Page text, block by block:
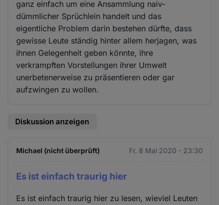
ganz einfach um eine Ansammlung naiv-
dümmlicher Sprüchlein handelt und das
eigentliche Problem darin bestehen dürfte, dass
gewisse Leute ständig hinter allem herjagen, was
ihnen Gelegenheit geben könnte, ihre
verkrampften Vorstellungen ihrer Umwelt
unerbetenerweise zu präsentieren oder gar
aufzwingen zu wollen.
Diskussion anzeigen
Michael (nicht überprüft) Fr. 8 Mai 2020 - 23:30
Es ist einfach traurig hier
Es ist einfach traurig hier zu lesen, wieviel Leuten